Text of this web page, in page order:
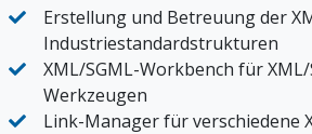
Erstellung und Betreuung der
Industriestandardstrukturen
XML/SGML-Workbench für
Werkzeugen
Link-Manager für verschiedene